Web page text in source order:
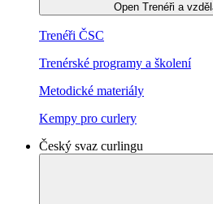
Open Trenéři a
Trenéři ČSC
Trenérské programy a školení
Metodické materiály
Kempy pro curlery
Český svaz curlingu